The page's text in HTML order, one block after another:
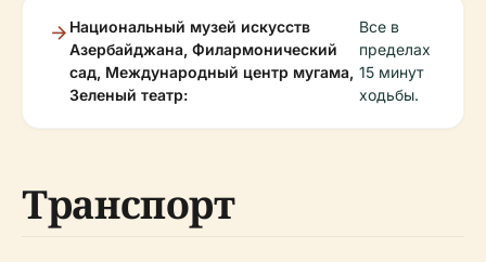
Национальный музей искусств
Азербайджана, Филармонический
сад, Международный центр мугама,
Зеленый театр:
Все в
пределах
15 минут
ходьбы.
Транспорт